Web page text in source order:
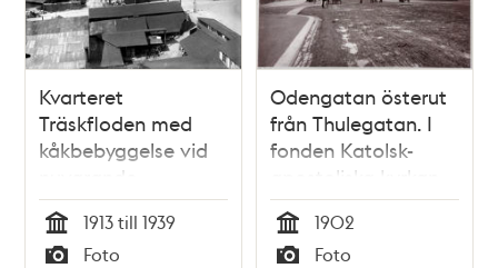
Kvarteret
Träskfloden med
kåkbebyggelse vid
nuvarande
Jarlaplan. T.v. Birger
Jarlsgatan, t.h.
Karlavägen. I
Tid
1913 till 1939
Foto
Odengatan österut
från Thulegatan. I
fonden Katolsk-
apostoliska kyrkan
Tid
1902
Foto